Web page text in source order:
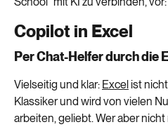
Copilot in Excel
Per Chat-Helfer durch die
Vielseitig und klar: Excelist
Klassiker und wird von vielen
arbeiten, geliebt. Wer aber